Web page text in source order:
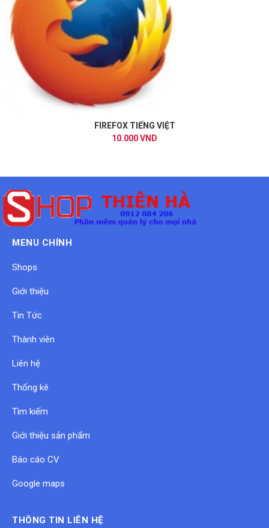
FIREFOX TIẾNG VIỆT
10.000 VND
MENU CHÍNH
Shops
Giới thiệu
Tin Tức
Thành viên
Liên hệ
Thống kê
Tìm kiếm
Giới thiệu sản phẩm
Báo cáo CV
Google maps
THÔNG TIN LIÊN HỆ